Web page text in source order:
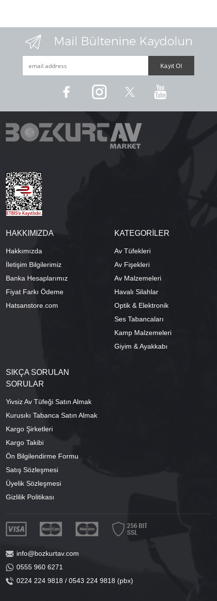
HAKKIMIZDA
Hakkımızda
İletişim Bilgilerimiz
Banka Hesaplarımız
Fiyat Farkı Ödeme
Hatsanstore.com
KATEGORİLER
Av Tüfekleri
Av Fişekleri
Av Malzemeleri
Havalı Silahlar
Optik & Elektronik
Ses Tabancaları
Kamp Malzemeleri
Giyim & Ayakkabı
SIKÇA SORULAN
SORULAR
Yivsiz Av Tüfeği Satın Almak
Kurusıkı Tabanca Satın Almak
Kargo Şirketleri
Kargo Takibi
Ön Bilgilendirme Formu
Satış Sözleşmesi
Üyelik Sözleşmesi
Gizlilik Politikası
info@bozkurtav.com
0555 960 6271
0224 224 9818 / 0543 224 9818 (pbx)